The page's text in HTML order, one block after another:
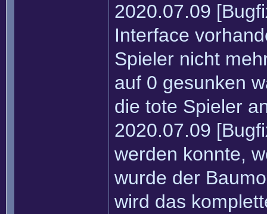
2020.07.09
Interface
Spieler nicht
auf 0 gesunken
die tote Spieler
2020.07.09
werden konnte,
wurde der
wird das